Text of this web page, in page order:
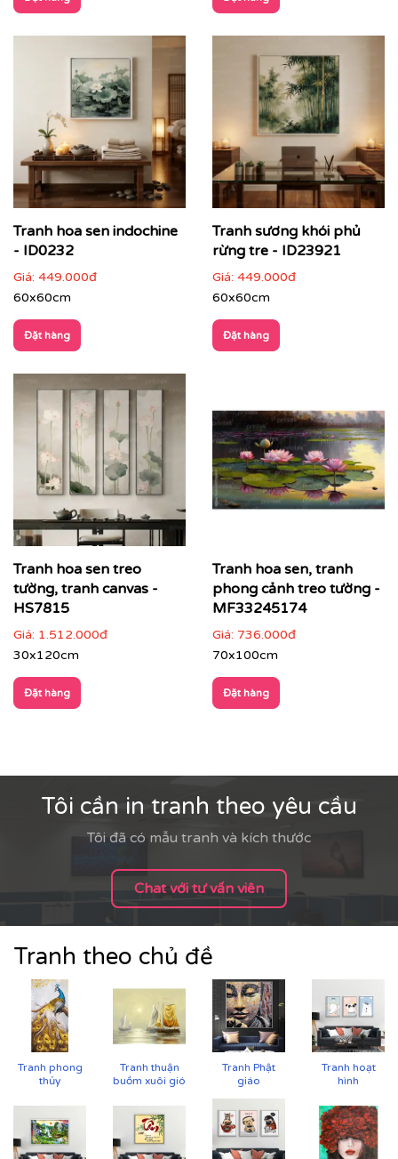
Phòng thờ, không gian thiền: thể hiện sự tôn
nghiêm và thanh tịnh
Văn phòng, spa, khách sạn, resort: mang lại cảm
giác nhẹ nhàng, cân bằng năng lượng
CHẤT LIỆU & CHẤT LƯỢNG TRANH PRINTEK
TạiPrintek
, mỗi bức tranh Indochine được sản xuất với
tiêu chuẩn cao:
Tranh hoa sen indochine
- ID0232
Giá: 449.000đ
60x60cm
Đặt hàng
Tranh sương khói phủ
rừng tre - ID23921
Giá: 449.000đ
60x60cm
Đặt hàng
Tranh hoa sen treo
tường, tranh canvas -
HS7815
Giá: 1.512.000đ
30x120cm
Đặt hàng
Tranh hoa sen, tranh
phong cảnh treo tường -
MF33245174
Giá: 736.000đ
70x100cm
Đặt hàng
Tôi cần in tranh theo yêu cầu
Tôi đã có mẫu tranh và kích thước
Chat với tư vấn viên
Tranh theo chủ đề
Tranh phong
thủy
Tranh thuận
buồm xuôi gió
Tranh Phật
giáo
Tranh hoạt
hình